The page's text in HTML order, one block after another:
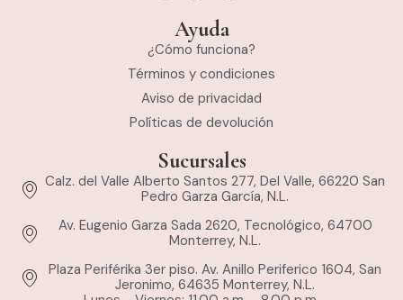
Ayuda
¿Cómo funciona?
Términos y condiciones
Aviso de privacidad
Políticas de devolución
Sucursales
Calz. del Valle Alberto Santos 277, Del Valle, 66220 San
Pedro Garza García, N.L.
Av. Eugenio Garza Sada 2620, Tecnológico, 64700
Monterrey, N.L.
Plaza Periférika 3er piso. Av. Anillo Periferico 1604, San
Jeronimo, 64635 Monterrey, N.L.